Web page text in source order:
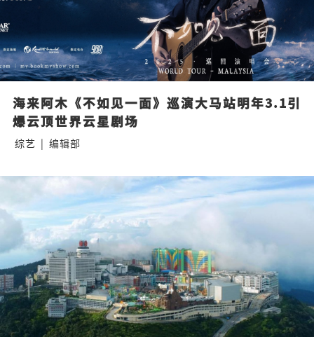
海来阿木《不如见一面》巡演大马站明年3.1引
爆云顶世界云星剧场
综艺 | 编辑部